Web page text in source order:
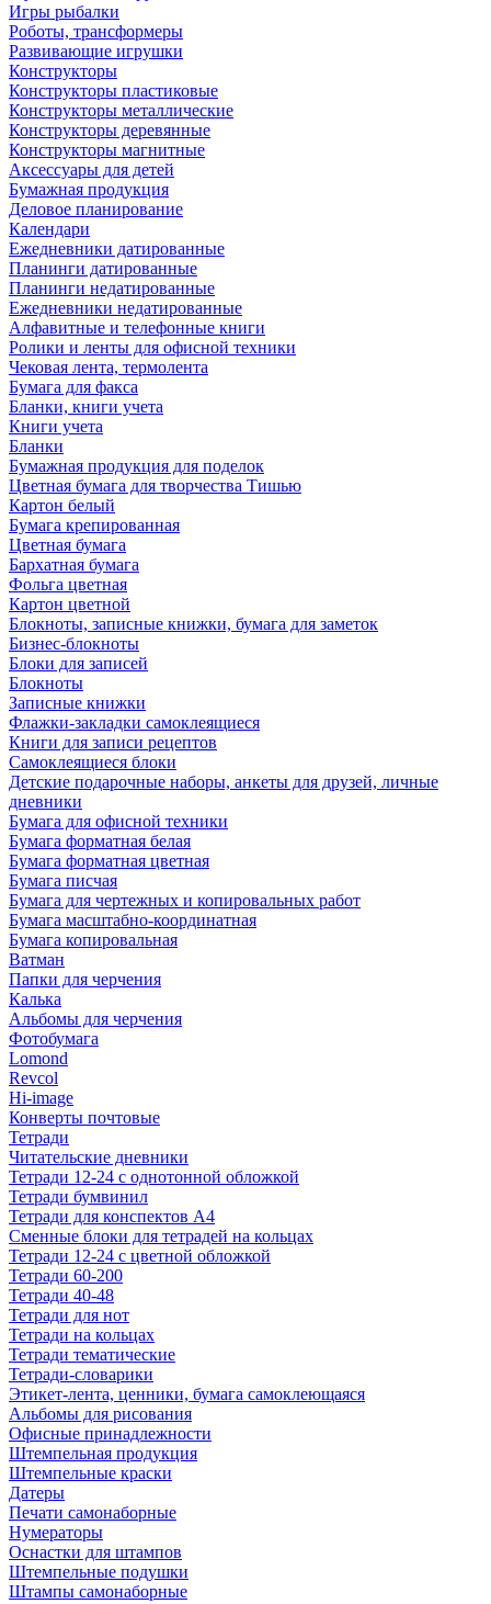
Игры рыбалки
Роботы, трансформеры
Развивающие игрушки
Конструкторы
Конструкторы пластиковые
Конструкторы металлические
Конструкторы деревянные
Конструкторы магнитные
Аксессуары для детей
Бумажная продукция
Деловое планирование
Календари
Ежедневники датированные
Планинги датированные
Планинги недатированные
Ежедневники недатированные
Алфавитные и телефонные книги
Ролики и ленты для офисной техники
Чековая лента, термолента
Бумага для факса
Бланки, книги учета
Книги учета
Бланки
Бумажная продукция для поделок
Цветная бумага для творчества Тишью
Картон белый
Бумага крепированная
Цветная бумага
Бархатная бумага
Фольга цветная
Картон цветной
Блокноты, записные книжки, бумага для заметок
Бизнес-блокноты
Блоки для записей
Блокноты
Записные книжки
Флажки-закладки самоклеящиеся
Книги для записи рецептов
Самоклеящиеся блоки
Детские подарочные наборы, анкеты для друзей, личные
дневники
Бумага для офисной техники
Бумага форматная белая
Бумага форматная цветная
Бумага писчая
Бумага для чертежных и копировальных работ
Бумага масштабно-координатная
Бумага копировальная
Ватман
Папки для черчения
Калька
Альбомы для черчения
Фотобумага
Lomond
Revcol
Hi-image
Конверты почтовые
Тетради
Читательские дневники
Тетради 12-24 с однотонной обложкой
Тетради бумвинил
Тетради для конспектов А4
Сменные блоки для тетрадей на кольцах
Тетради 12-24 с цветной обложкой
Тетради 60-200
Тетради 40-48
Тетради для нот
Тетради на кольцах
Тетради тематические
Тетради-словарики
Этикет-лента, ценники, бумага самоклеющаяся
Альбомы для рисования
Офисные принадлежности
Штемпельная продукция
Штемпельные краски
Датеры
Печати самонаборные
Нумераторы
Оснастки для штампов
Штемпельные подушки
Штампы самонаборные